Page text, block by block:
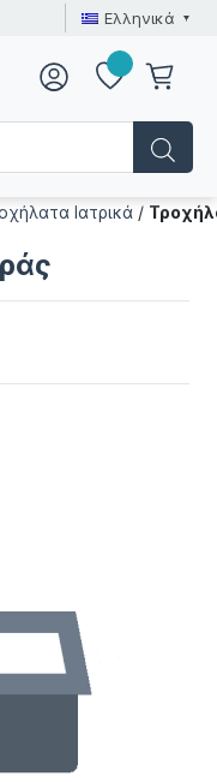
Ελληνικά
Ιατρικά /